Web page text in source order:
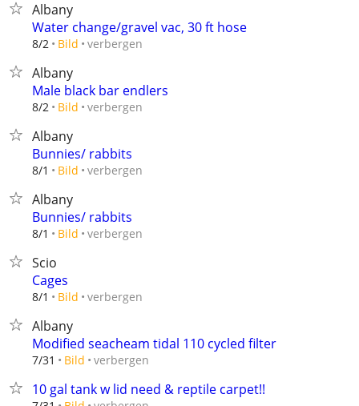
Albany
Water change/gravel vac, 30 ft hose
8/2 Bild verbergen
Albany
Male black bar endlers
8/2 Bild verbergen
Albany
Bunnies/ rabbits
8/1 Bild verbergen
Albany
Bunnies/ rabbits
8/1 Bild verbergen
Scio
Cages
8/1 Bild verbergen
Albany
Modified seacheam tidal 110 cycled filter
7/31 Bild verbergen
10 gal tank w lid need & reptile carpet!!